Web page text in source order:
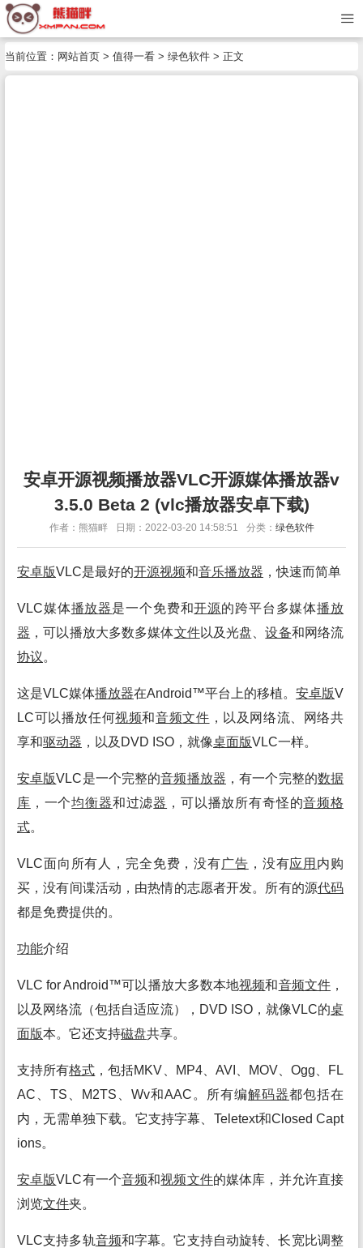
当前位置： 网站首页 > 值得一看 > 绿色软件 > 正文
安卓开源视频播放器VLC开源媒体播放器v
3.5.0 Beta 2 (vlc播放器安卓下载)
作者：熊猫畔 日期：2022-03-20 14:58:51 分类： 绿色软件
安卓版VLC是最好的开源视频和音乐播放器 ，快速而简单
VLC媒体播放器是一个免费和开源的跨平台多媒体播放
器 ，可以播放大多数多媒体文件以及光盘、设备和网络流
协议。
这是VLC媒体播放器在Android™平台上的移植。 安卓版V
LC可以播放任何视频和音频文件 ，以及网络流、网络共
享和驱动器 ，以及DVD ISO，就像桌面版VLC一样。
安卓版VLC是一个完整的音频播放器 ，有一个完整的数据
库 ，一个均衡器和过滤器 ，可以播放所有奇怪的音频格
式。
VLC面向所有人，完全免费，没有广告 ，没有应用 内购
买，没有间谍活动，由热情的志愿者开发。所有的源代码
都是免费提供的。
功能介绍
VLC for Android™可以播放大多数本地视频和音频文件 ，
以及网络流（包括自适应流），DVD ISO，就像VLC的桌
面版本。它还支持磁盘共享。
支持所有格式 ，包括MKV、MP4、AVI、MOV、Ogg、FL
AC、TS、M2TS、Wv和AAC。所有编解码器都包括在
内，无需单独下载。它支持字幕、Teletext和Closed Capt
ions。
安卓版VLC有一个音频和视频文件的媒体库，并允许直接
浏览文件夹。
VLC支持多轨音频和字幕。它支持自动旋转、长宽比调整